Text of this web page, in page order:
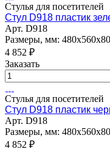
Стулья для посетителей
Стул D918 пластик
Арт. D918
Размеры, мм:
4 852 ₽
Заказать
Стулья для посетителей
Стул D918 пластик
Арт. D918
Размеры, мм:
4 852 ₽